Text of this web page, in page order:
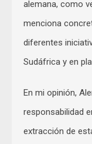
alemana, como
menciona
diferentes
Sudáfrica y en
En mi opinión,
responsabilidad
extracción de